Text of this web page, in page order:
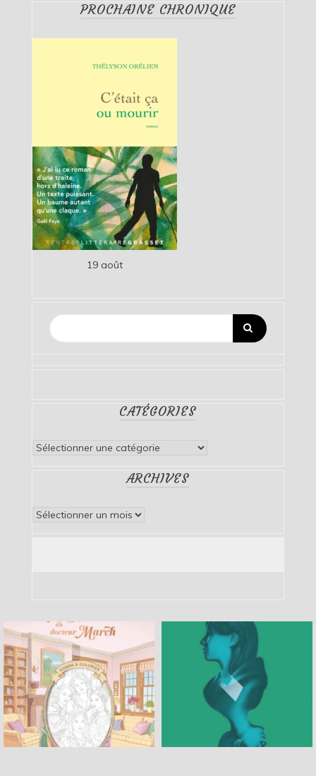
PROCHAINE CHRONIQUE
19 août
CATÉGORIES
Catégories
ARCHIVES
Archives